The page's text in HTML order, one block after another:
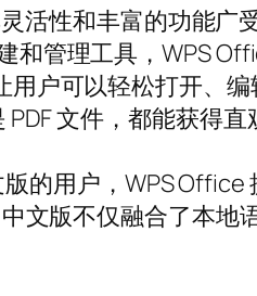
活性和丰富的功能
管理工具，WPS
户可以轻松打开、
文件，都能获得直
的用户，WPS
文版不仅融合了本